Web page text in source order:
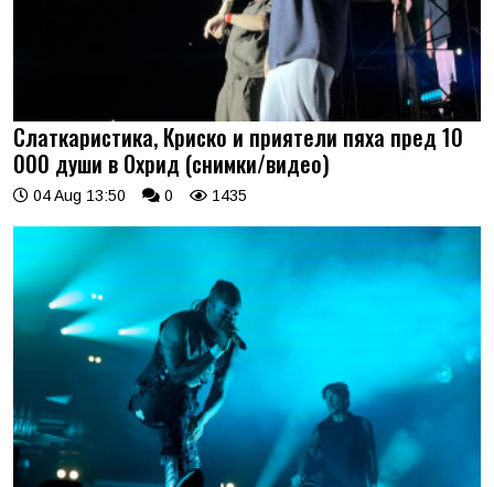
Слаткаристика, Криско и приятели пяха пред 10
000 души в Охрид (снимки/видео)
04 Aug 13:50 0 1435